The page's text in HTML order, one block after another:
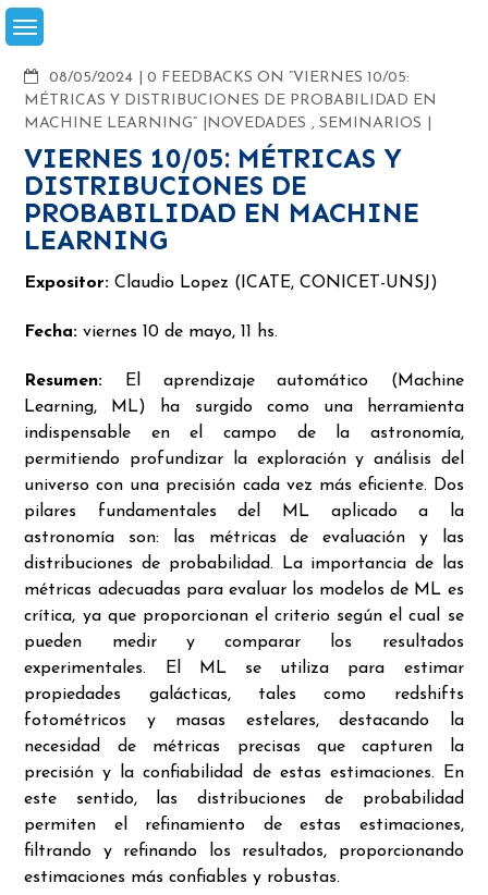
Skip
to
08/05/2024
COMMENTS
0 FEEDBACKS ON “VIERNES 10/05:
MÉTRICAS Y DISTRIBUCIONES DE PROBABILIDAD EN
MACHINE LEARNING”
NOVEDADES ,SEMINARIOS
VIERNES 10/05: MÉTRICAS Y
DISTRIBUCIONES DE
PROBABILIDAD EN MACHINE
LEARNING
Expositor: Claudio Lopez (ICATE, CONICET-UNSJ)
Fecha: viernes 10 de mayo, 11 hs.
Resumen: El aprendizaje automático (Machine
Learning, ML) ha surgido como una herramienta
indispensable en el campo de la astronomía,
permitiendo profundizar la exploración y análisis del
universo con una precisión cada vez más eficiente. Dos
pilares fundamentales del ML aplicado a la
astronomía son: las métricas de evaluación y las
distribuciones de probabilidad. La importancia de las
métricas adecuadas para evaluar los modelos de ML es
crítica, ya que proporcionan el criterio según el cual se
pueden medir y comparar los resultados
experimentales. El ML se utiliza para estimar
propiedades galácticas, tales como redshifts
fotométricos y masas estelares, destacando la
necesidad de métricas precisas que capturen la
precisión y la confiabilidad de estas estimaciones. En
este sentido, las distribuciones de probabilidad
permiten el refinamiento de estas estimaciones,
filtrando y refinando los resultados, proporcionando
estimaciones más confiables y robustas.